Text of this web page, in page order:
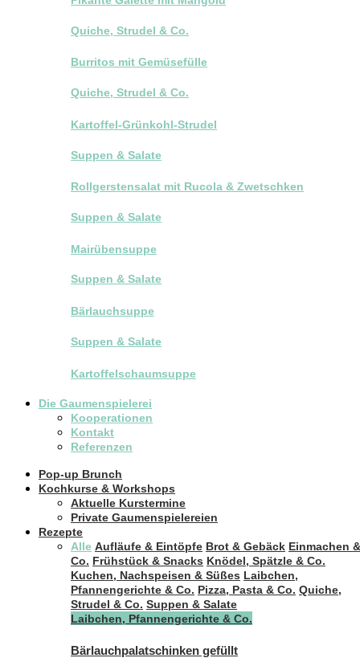
Quiche, Strudel & Co.
Burritos mit Gemüsefülle
Quiche, Strudel & Co.
Kartoffel-Grünkohl-Strudel
Suppen & Salate
Rollgerstensalat mit Rucola & Zwetschken
Suppen & Salate
Mairübensuppe
Suppen & Salate
Bärlauchsuppe
Suppen & Salate
Kartoffelschaumsuppe
Die Gaumenspielerei
Kooperationen
Kontakt
Referenzen
Pop-up Brunch
Kochkurse & Workshops
Aktuelle Kurstermine
Private Gaumenspielereien
Rezepte
Alle Aufläufe & Eintöpfe Brot & Gebäck Einmachen &
Co. Frühstück & Snacks Knödel, Spätzle & Co.
Kuchen, Nachspeisen & Süßes Laibchen,
Pfannengerichte & Co. Pizza, Pasta & Co. Quiche,
Strudel & Co. Suppen & Salate
Laibchen, Pfannengerichte & Co.
Bärlauchpalatschinken gefüllt